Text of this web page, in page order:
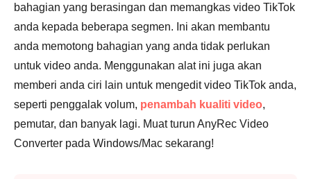
bahagian yang berasingan dan memangkas video TikTok
anda kepada beberapa segmen. Ini akan membantu
anda memotong bahagian yang anda tidak perlukan
untuk video anda. Menggunakan alat ini juga akan
memberi anda ciri lain untuk mengedit video TikTok anda,
seperti penggalak volum, penambah kualiti video,
pemutar, dan banyak lagi. Muat turun AnyRec Video
Converter pada Windows/Mac sekarang!